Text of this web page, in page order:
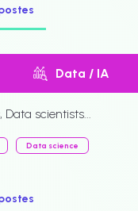
Data / IA
scientists...
Data science